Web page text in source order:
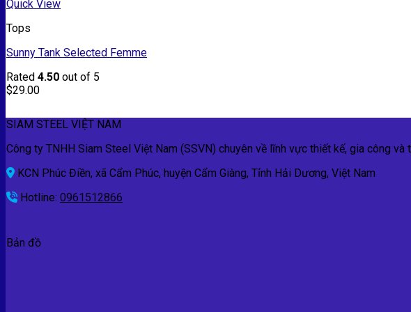
Quick View
Tops
Sunny Tank Selected Femme
Rated 4.50 out of 5
$29.00
SIAM STEEL VIỆT NAM
Công ty TNHH Siam Steel Việt Nam (SSVN) chuyên về lĩnh vực thiết kế, gia công
KCN Phúc Điền, xã Cẩm Phúc, huyện Cẩm Giàng, Tỉnh Hải Dương, Việt Nam
Hotline: 0961512866
Bản đồ